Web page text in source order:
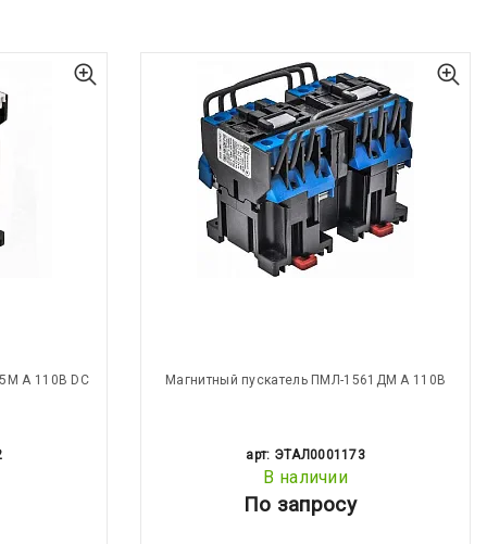
А 110В DC Магнитный пускатель ПМЛ-1561ДМ А 110В
арт: ЭТАЛ0001173
В наличии
По запросу